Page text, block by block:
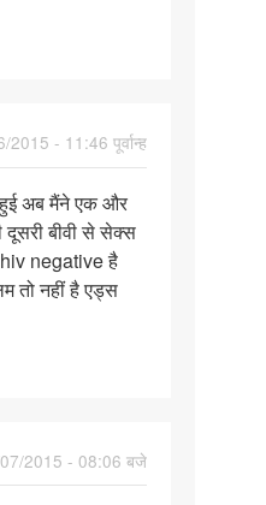
- 11:46 पूर्वान्ह
हुई अब मैंने एक और
दूसरी बीवी से सेक्स
hiv negative है
तो नहीं है एड्स
2015 - 08:06 बजे